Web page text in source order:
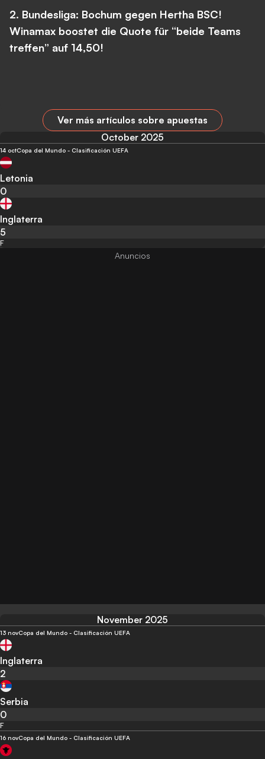
2. Bundesliga: Bochum gegen Hertha BSC!
Winamax boostet die Quote für “beide Teams
treffen” auf 14,50!
Ver más artículos sobre apuestas
October 2025
14 octCopa del Mundo - Clasificación UEFA
Letonia
0
Inglaterra
5
F
November 2025
13 novCopa del Mundo - Clasificación UEFA
Inglaterra
2
Serbia
0
F
16 novCopa del Mundo - Clasificación UEFA